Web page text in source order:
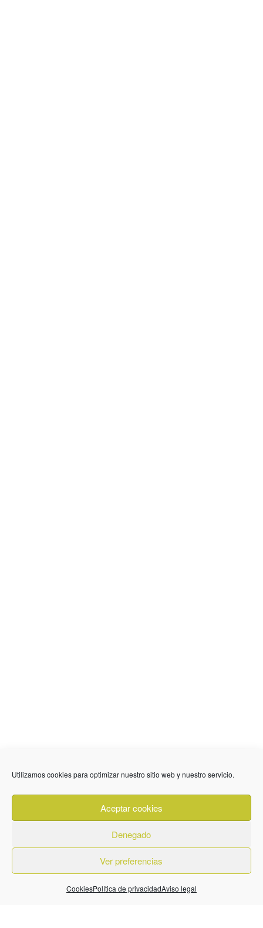
Utilizamos cookies para optimizar nuestro sitio web y nuestro servicio.
Aceptar cookies
Denegado
Ver preferencias
CookiesPolítica de privacidadAviso legal
636 01 61 85
Fuente Palmera
info @ fuentepalmerainformacion.es
Privacidad Aviso legal
Cookies
Quiénes Somos
Contacto